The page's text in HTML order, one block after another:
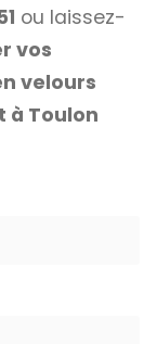
ou laissez-
vos
velours
à Toulon